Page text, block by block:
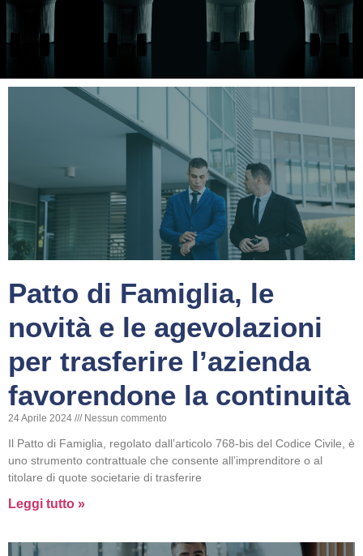
Patto di Famiglia, le
novità e le agevolazioni
per trasferire l’azienda
favorendone la continuità
24 Aprile 2024 Nessun commento
Il Patto di Famiglia, regolato dall’articolo 768-bis del Codice Civile, è
uno strumento contrattuale che consente all’imprenditore o al
titolare di quote societarie di trasferire
Leggi tutto »